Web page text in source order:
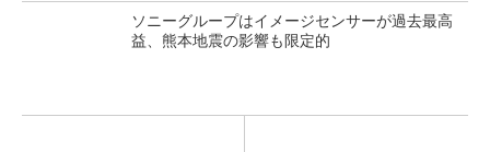
ソニーグループはイメージセンサーが過去最高
益、熊本地震の影響も限定的